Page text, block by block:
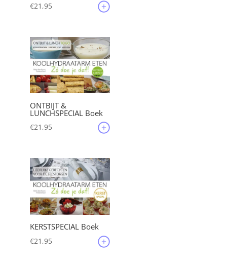
€21,95
ONTBIJT &
LUNCHSPECIAL Boek
€21,95
KERSTSPECIAL Boek
€21,95